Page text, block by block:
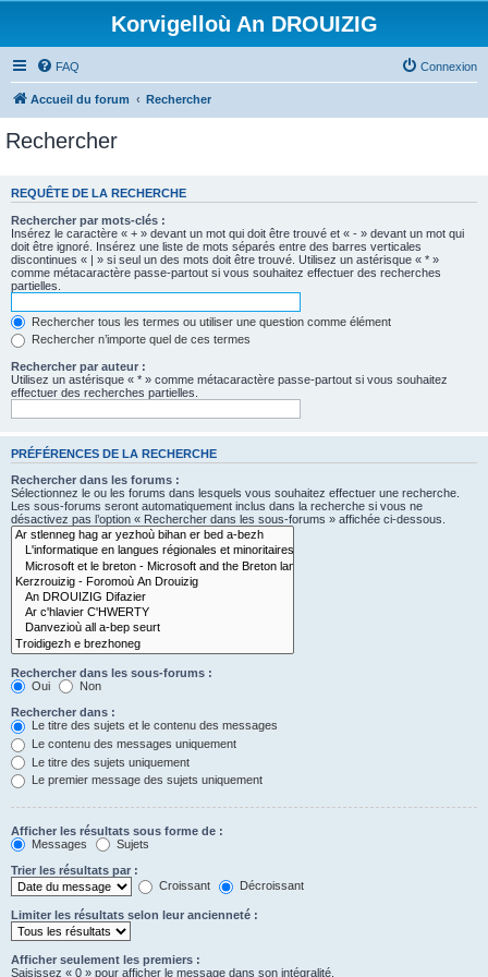
Korvigelloù An DROUIZIG
FAQ Connexion
Accueil du forum Rechercher
Rechercher
REQUÊTE DE LA RECHERCHE
Rechercher par mots-clés :
Insérez le caractère « + » devant un mot qui doit être trouvé et « - » devant un mot qui
doit être ignoré. Insérez une liste de mots séparés entre des barres verticales
discontinues « | » si seul un des mots doit être trouvé. Utilisez un astérisque « * »
comme métacaractère passe-partout si vous souhaitez effectuer des recherches
partielles.
Rechercher tous les termes ou utiliser une question comme élément
Rechercher n’importe quel de ces termes
Rechercher par auteur :
Utilisez un astérisque « * » comme métacaractère passe-partout si vous souhaitez
effectuer des recherches partielles.
PRÉFÉRENCES DE LA RECHERCHE
Rechercher dans les forums :
Sélectionnez le ou les forums dans lesquels vous souhaitez effectuer une recherche.
Les sous-forums seront automatiquement inclus dans la recherche si vous ne
désactivez pas l’option « Rechercher dans les sous-forums » affichée ci-dessous.
Rechercher dans les sous-forums :
Oui
Non
Rechercher dans :
Le titre des sujets et le contenu des messages
Le contenu des messages uniquement
Le titre des sujets uniquement
Le premier message des sujets uniquement
Afficher les résultats sous forme de :
Messages
Sujets
Trier les résultats par :
Croissant
Décroissant
Limiter les résultats selon leur ancienneté :
Afficher seulement les premiers :
Saisissez « 0 » pour afficher le message dans son intégralité.